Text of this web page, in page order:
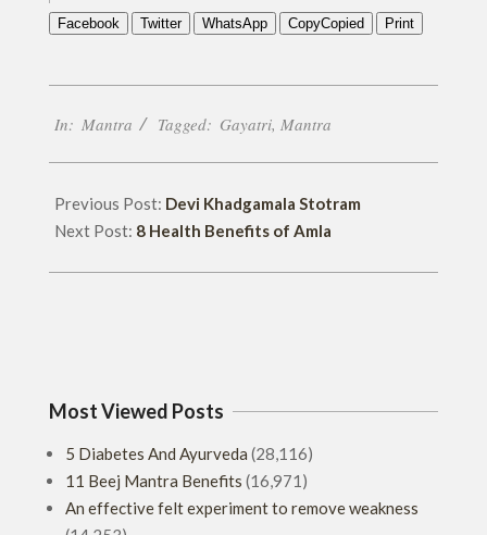
Facebook Twitter WhatsApp CopyCopied Print
05-
In: Mantra Tagged: Gayatri, Mantra
Previous Post: Devi Khadgamala Stotram
Next Post: 8 Health Benefits of Amla
Most Viewed Posts
5 Diabetes And Ayurveda (28,116)
11 Beej Mantra Benefits (16,971)
An effective felt experiment to remove weakness